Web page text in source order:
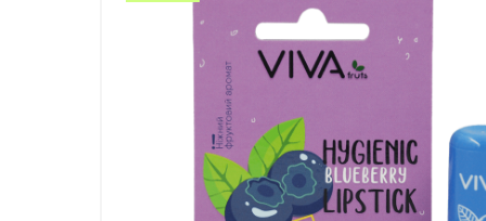
изображений